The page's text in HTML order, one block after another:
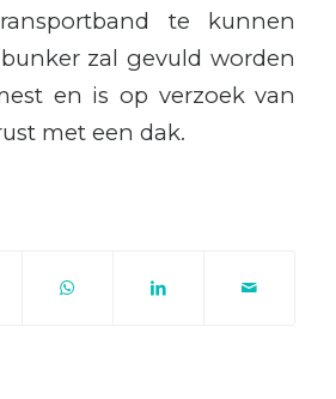
te kunnen
zal gevuld worden
en is op verzoek van
met een dak.